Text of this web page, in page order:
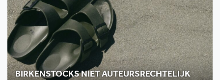
BIRKENSTOCKS NIET AUTEURSRECHTELIJK